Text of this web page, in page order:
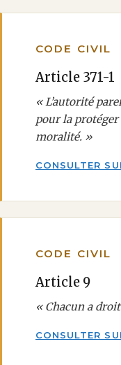
CODE CIVIL
Article 371-1
« L’autorité
pour la protéger
moralité. »
CONSULTER
CODE CIVIL
Article 9
« Chacun a
CONSULTER